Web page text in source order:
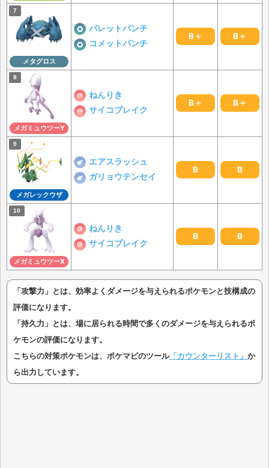
メタグロス
バレットパンチ
コメットパンチ
B＋ B＋
メガミュウツーY
ねんりき
サイコブレイク
B＋ B＋
メガレックウザ
エアスラッシュ
ガリョウテンセイ
B B
メガミュウツーX
ねんりき
サイコブレイク
B B
「攻撃力」とは、効率よくダメージを与えられるポケモンと技構成の
評価になります。
「持久力」とは、場に居られる時間で多くのダメージを与えられるポ
ケモンの評価になります。
こちらの対策ポケモンは、ポケマピのツール「カウンターリスト」 か
ら出力しています。